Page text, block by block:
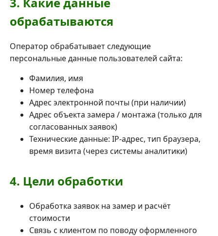
обрабатываются
Оператор обрабатывает следующие
персональные данные пользователей сайта:
Фамилия, имя
Номер телефона
Адрес электронной почты (при наличии)
Адрес объекта замера / монтажа (только для
согласованных заявок)
Технические данные: IP-адрес, тип браузера,
время визита (через системы аналитики)
4. Цели обработки
Обработка заявок на замер и расчёт
стоимости
Связь с клиентом по поводу оформленного